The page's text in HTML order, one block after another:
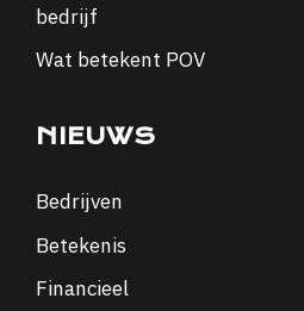
bedrijf
Wat betekent POV
NIEUWS
Bedrijven
Betekenis
Financieel